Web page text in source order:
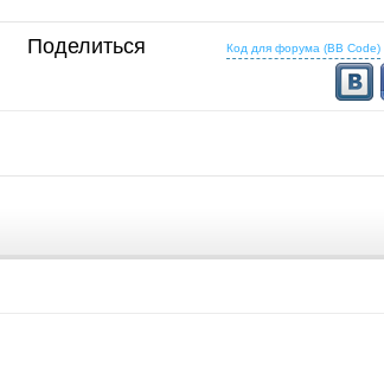
Поделиться Код для форума (BB Code)